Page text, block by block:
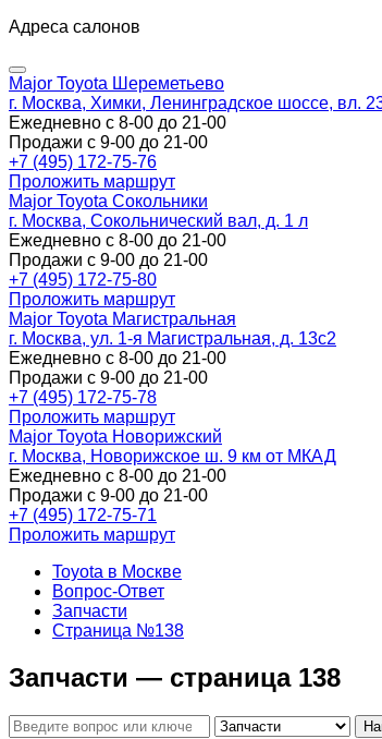
Адреса салонов
Major Toyota Шереметьево
г. Москва, Химки, Ленинградское шоссе, вл.
Ежедневно с 8-00 до 21-00
Продажи с 9-00 до 21-00
+7 (495) 172-75-76
Проложить маршрут
Major Toyota Сокольники
г. Москва, Сокольнический вал, д. 1 л
Ежедневно с 8-00 до 21-00
Продажи с 9-00 до 21-00
+7 (495) 172-75-80
Проложить маршрут
Major Toyota Магистральная
г. Москва, ул. 1-я Магистральная, д. 13с2
Ежедневно с 8-00 до 21-00
Продажи с 9-00 до 21-00
+7 (495) 172-75-78
Проложить маршрут
Major Toyota Новорижский
г. Москва, Новорижское ш. 9 км от МКАД
Ежедневно с 8-00 до 21-00
Продажи с 9-00 до 21-00
+7 (495) 172-75-71
Проложить маршрут
Toyota в Москве
Вопрос-Ответ
Запчасти
Страница №138
Запчасти — страница 138